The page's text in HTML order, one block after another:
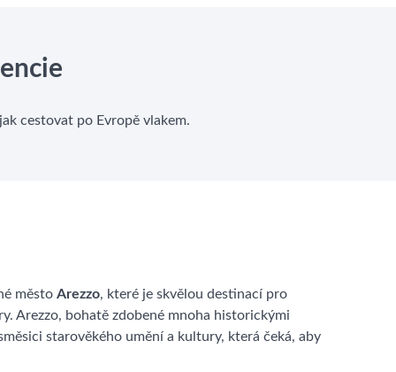
cestovat po Evropě vlakem.
město Arezzo, které je skvělou destinací pro
Arezzo, bohatě zdobené mnoha historickými
starověkého umění a kultury, která čeká, aby